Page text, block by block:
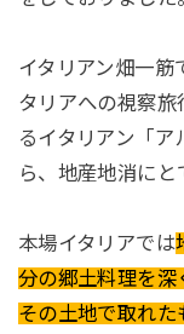
イタリアン畑一筋
タリアへの視察
るイタリアン「
ら、地産地消にと
本場イタリアでは
分の郷土料理を深
その土地で取れ